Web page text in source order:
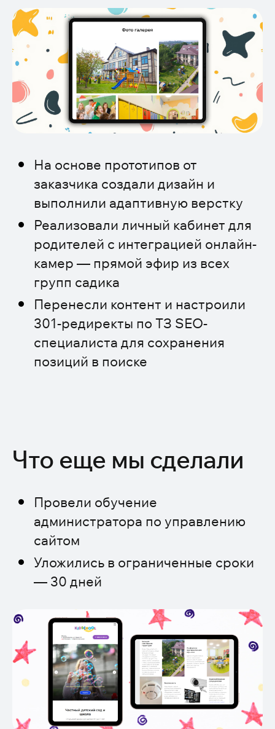
На основе прототипов от
заказчика создали дизайн и
выполнили адаптивную верстку
Реализовали личный кабинет для
родителей с интеграцией онлайн-
камер — прямой эфир из всех
групп садика
Перенесли контент и настроили
301-редиректы по ТЗ SEO-
специалиста для сохранения
позиций в поиске
Что еще мы сделали
Провели обучение
администратора по управлению
сайтом
Уложились в ограниченные сроки
— 30 дней